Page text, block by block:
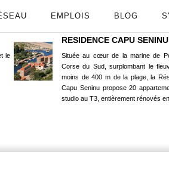
EMPLOIS BLOG
le
RESIDENCE CAPU SENINU
Située au cœur de la marine de
Corse du Sud, surplombant le
moins de 400 m de la plage, la
Capu Seninu propose 20
studio au T3, entièrement rénovés